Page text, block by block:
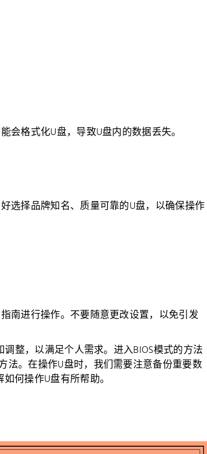
格式化U盘，导致U盘内的数据丢失。
选择品牌知名、质量可靠的U盘，以确保操作
南进行操作。不要随意更改设置，以免引发
整，以满足个人需求。进入BIOS模式的方法
法。在操作U盘时，我们需要注意备份重要数
何操作U盘有所帮助。